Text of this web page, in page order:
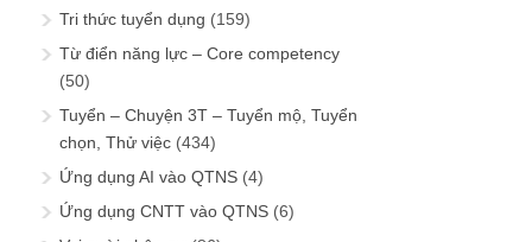
Tri thức tuyển dụng (159)
Từ điển năng lực – Core competency
(50)
Tuyển – Chuyện 3T – Tuyển mộ, Tuyển
chọn, Thử việc (434)
Ứng dụng AI vào QTNS (4)
Ứng dụng CNTT vào QTNS (6)